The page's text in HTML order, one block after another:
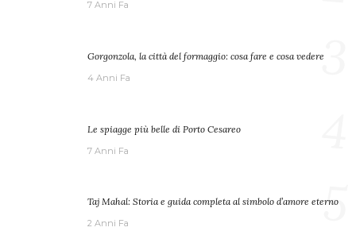
7 Anni Fa
Gorgonzola, la città del formaggio: cosa fare e cosa vedere
4 Anni Fa 3
Le spiagge più belle di Porto Cesareo
7 Anni Fa
Taj Mahal: Storia e guida completa al simbolo d’amore eterno
2 Anni Fa 5